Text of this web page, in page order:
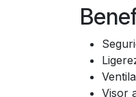
Visor